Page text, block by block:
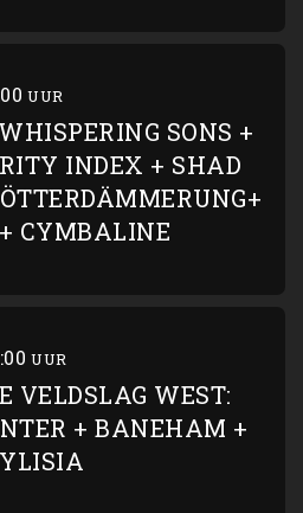
UUR
SONS +
INDEX + SHAD
CYMBALINE
UUR
VELDSLAG WEST:
+ BANEHAM +